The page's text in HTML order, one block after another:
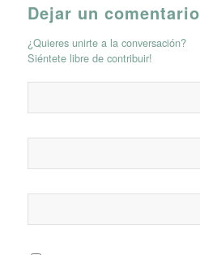
Dejar un comentario
¿Quieres unirte a la conversación?
Siéntete libre de contribuir!